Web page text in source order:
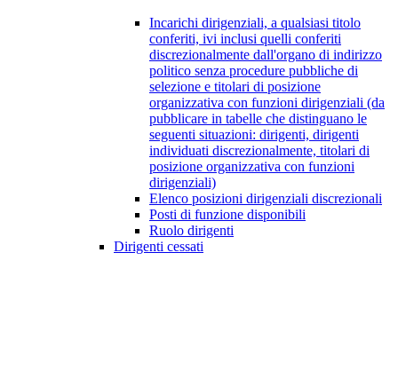
Incarichi dirigenziali, a qualsiasi titolo
conferiti, ivi inclusi quelli conferiti
discrezionalmente dall'organo di indirizzo
politico senza procedure pubbliche di
selezione e titolari di posizione
organizzativa con funzioni dirigenziali (da
pubblicare in tabelle che distinguano le
seguenti situazioni: dirigenti, dirigenti
individuati discrezionalmente, titolari di
posizione organizzativa con funzioni
dirigenziali)
Elenco posizioni dirigenziali discrezionali
Posti di funzione disponibili
Ruolo dirigenti
Dirigenti cessati